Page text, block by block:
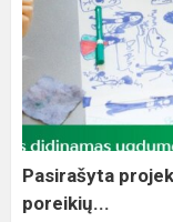
projekto
„Mokyklų
pritaikymas
specialių
poreikių...
Pasirašyta
poreikių...